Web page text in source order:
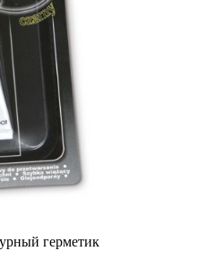
герметик